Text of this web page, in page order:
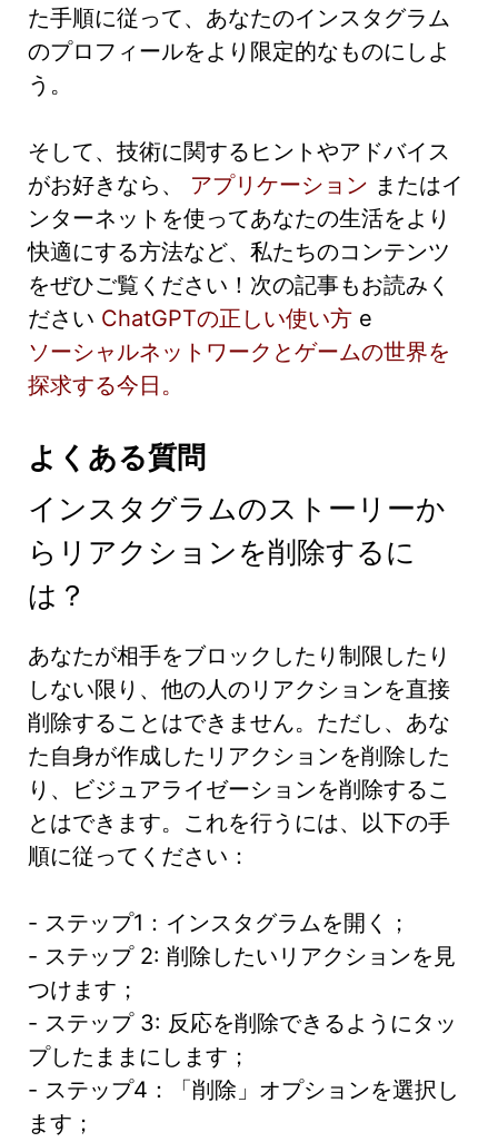
た手順に従って、あなたのインスタグラム
のプロフィールをより限定的なものにしよ
う。
そして、技術に関するヒントやアドバイス
がお好きなら、 アプリケーション またはイ
ンターネットを使ってあなたの生活をより
快適にする方法など、私たちのコンテンツ
をぜひご覧ください！次の記事もお読みく
ださい ChatGPTの正しい使い方 e
ソーシャルネットワークとゲームの世界を
探求する今日。
よくある質問
インスタグラムのストーリーか
らリアクションを削除するに
は？
あなたが相手をブロックしたり制限したり
しない限り、他の人のリアクションを直接
削除することはできません。ただし、あな
た自身が作成したリアクションを削除した
り、ビジュアライゼーションを削除するこ
とはできます。これを行うには、以下の手
順に従ってください：
- ステップ1：インスタグラムを開く；
- ステップ 2: 削除したいリアクションを見
つけます；
- ステップ 3: 反応を削除できるようにタッ
プしたままにします；
- ステップ4：「削除」オプションを選択し
ます；